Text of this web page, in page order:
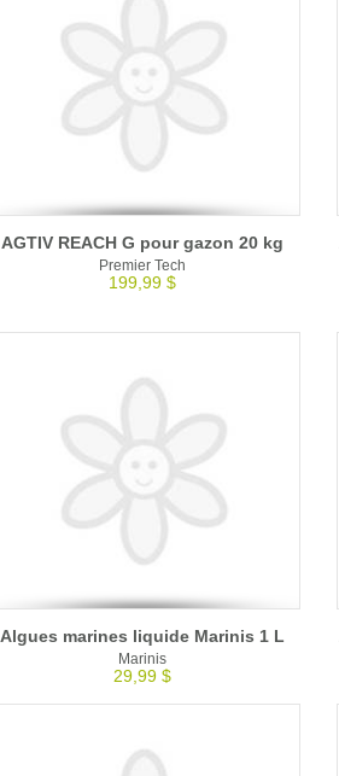
AGTIV REACH G pour gazon 20 kg
Premier Tech
199,99 $
Algues marines liquide Marinis 1 L
Marinis
29,99 $